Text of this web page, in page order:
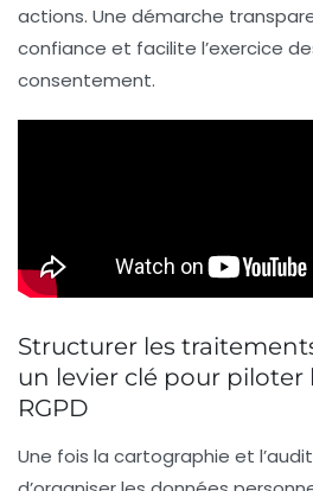
actions. Une démarche
confiance et facilite l’exercice
consentement.
Structurer les
un levier clé pour
RGPD
Une fois la cartographie et